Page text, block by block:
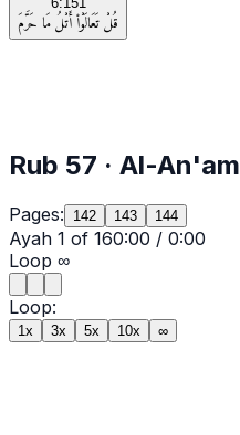
قُلْ تَعَالَوْا۟ أَتْلُ مَا حَرَّمَ
Rub 57 · Al-An'am
Pages: 142 143 144
Ayah 1 of 160:00 / 0:00
Loop ∞
Loop:
1x 3x 5x 10x ∞